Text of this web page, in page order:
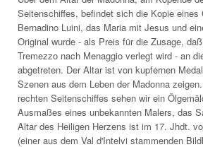
Seitenschiffes, befindet sich die Kopie eines
Bernadino Luini, das Maria mit Jesus und
Original wurde - als Preis für die Zusage,
Tremezzo nach Menaggio verlegt wird - an
abgetreten. Der Altar ist von kupfernen
Szenen aus dem Leben der Madonna
rechten Seitenschiffes sehen wir ein
Ausmaßes eines unbekannten Malers, das
Altar des Heiligen Herzens ist im 17. Jhdt.
(einer aus dem Val d'Intelvi stammenden